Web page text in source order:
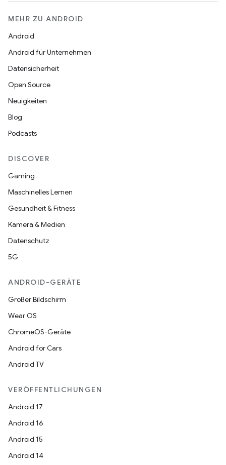
MEHR ZU ANDROID
Android
Android für Unternehmen
Datensicherheit
Open Source
Neuigkeiten
Blog
Podcasts
DISCOVER
Gaming
Maschinelles Lernen
Gesundheit & Fitness
Kamera & Medien
Datenschutz
5G
ANDROID-GERÄTE
Großer Bildschirm
Wear OS
ChromeOS-Geräte
Android for Cars
Android TV
VERÖFFENTLICHUNGEN
Android 17
Android 16
Android 15
Android 14